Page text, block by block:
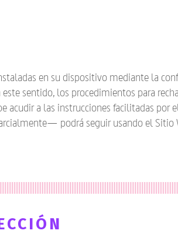
en su dispositivo mediante la
sentido, los procedimientos para
acudir a las instrucciones facilitadas por
podrá seguir usando el Sitio